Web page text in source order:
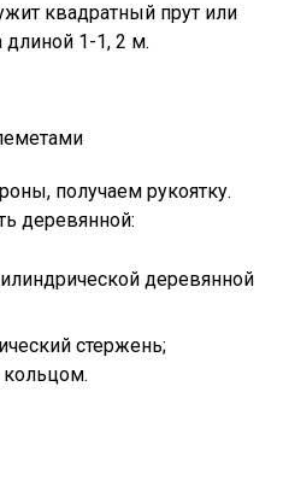
квадратный прут или
длиной 1-1, 2 м.
получаем рукоятку.
деревянной:
деревянной
стержень;